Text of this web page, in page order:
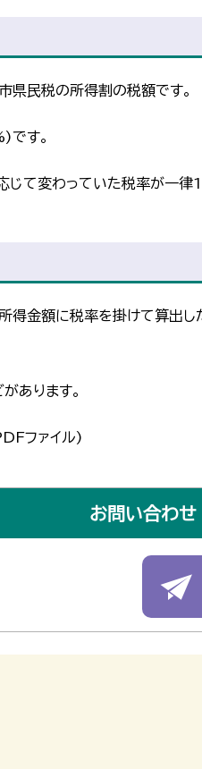
県民税の所得割の税額です。
す。
て変わっていた税率が一律
得金額に税率を掛けて算出
あります。
ファイル)
お問い合わせ